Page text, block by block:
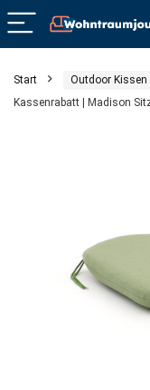
Start Outdoor Kissen
Kassenrabatt | Madison